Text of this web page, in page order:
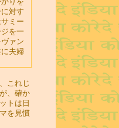
対す
ミー
を一
ァン
夫婦
これじ
、確か
トは日
を見慣